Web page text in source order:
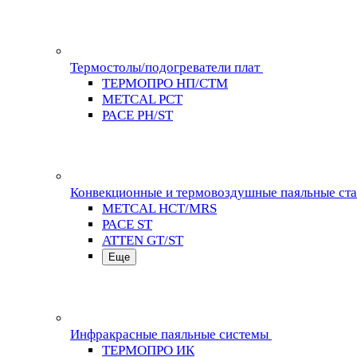
Термостолы/подогреватели плат
ТЕРМОПРО НП/СТМ
METCAL PCT
PACE PH/ST
Конвекционные и термовоздушные паяльные
METCAL HCT/MRS
PACE ST
ATTEN GT/ST
Еще
Инфракрасные паяльные системы
ТЕРМОПРО ИК